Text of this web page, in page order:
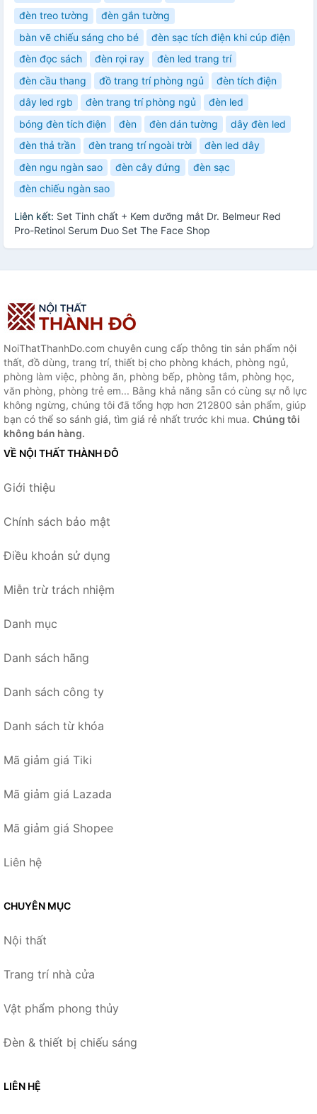
đèn treo tường
đèn gắn tường
bàn vẽ chiếu sáng cho bé
đèn sạc tích điện khi cúp điện
đèn đọc sách
đèn rọi ray
đèn led trang trí
đèn cầu thang
đồ trang trí phòng ngủ
đèn tích điện
dây led rgb
đèn trang trí phòng ngủ
đèn led
bóng đèn tích điện
đèn đèn dán tường
dây đèn led
đèn thả trần
đèn trang trí ngoài trời
đèn led dây
đèn ngu ngàn sao
đèn cây đứng
đèn sạc
đèn chiếu ngàn sao
Liên kết: Set Tinh chất + Kem dưỡng mắt Dr. Belmeur Red
Pro-Retinol Serum Duo Set The Face Shop
NoiThatThanhDo.com chuyên cung cấp thông tin sản phẩm nội
thất, đồ dùng, trang trí, thiết bị cho phòng khách, phòng ngủ,
phòng làm việc, phòng ăn, phòng bếp, phòng tắm, phòng học,
văn phòng, phòng trẻ em... Bằng khả năng sẵn có cùng sự nỗ lực
không ngừng, chúng tôi đã tổng hợp hơn 212800 sản phẩm, giúp
bạn có thể so sánh giá, tìm giá rẻ nhất trước khi mua. Chúng tôi
không bán hàng.
VỀ NỘI THẤT THÀNH ĐÔ
Giới thiệu
Chính sách bảo mật
Điều khoản sử dụng
Miễn trừ trách nhiệm
Danh mục
Danh sách hãng
Danh sách công ty
Danh sách từ khóa
Mã giảm giá Tiki
Mã giảm giá Lazada
Mã giảm giá Shopee
Liên hệ
CHUYÊN MỤC
Nội thất
Trang trí nhà cửa
Vật phẩm phong thủy
Đèn & thiết bị chiếu sáng
LIÊN HỆ